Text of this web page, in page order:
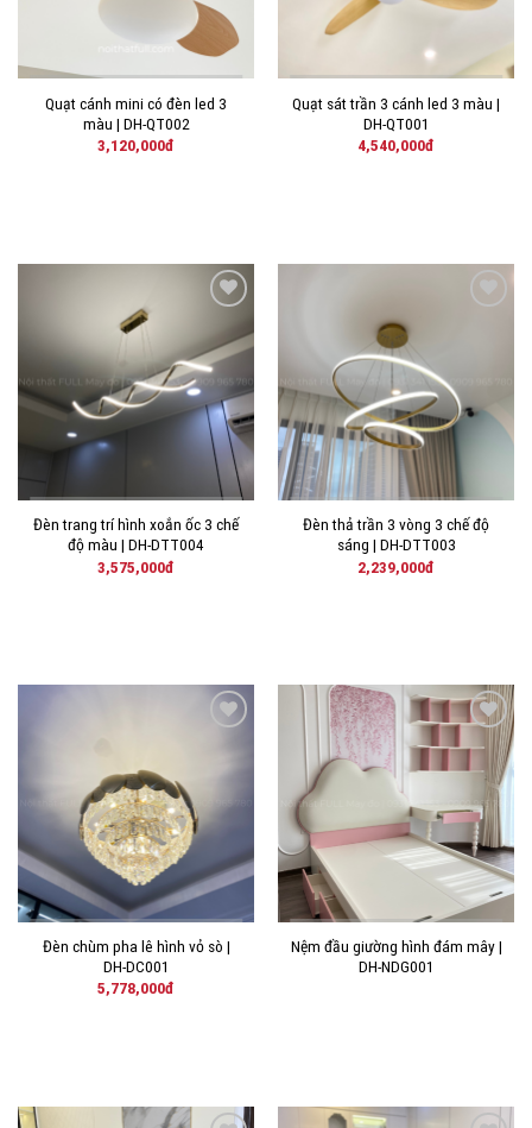
Quạt cánh mini có đèn led 3
màu | DH-QT002
3,120,000đ
Quạt sát trần 3 cánh led 3 màu |
DH-QT001
4,540,000đ
YÊU
THÍCH!
Đèn trang trí hình xoắn ốc 3 chế
độ màu | DH-DTT004
3,575,000đ
THÍCH!
Đèn thả trần 3 vòng 3 chế độ
sáng | DH-DTT003
2,239,000đ
YÊU
THÍCH!
Đèn chùm pha lê hình vỏ sò |
DH-DC001
5,778,000đ
THÊM
VÀO
THÍCH!
Nệm đầu giường hình đám mây |
DH-NDG001